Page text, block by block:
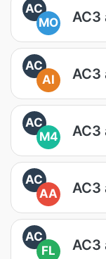
AC
MO
AC3
AC
AI
AC3
AC
M4
AC3
AC
AA
AC3
AC
FL
AC3